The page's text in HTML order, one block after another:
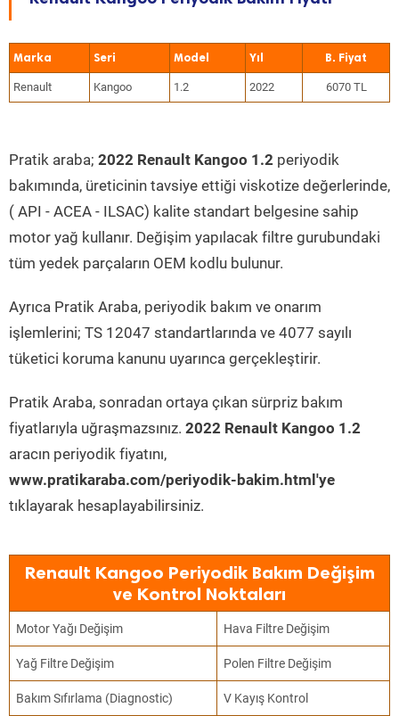
Marka Seri Model Yıl
Renault Kangoo 1.2 2022 6070 TL
Pratik araba; 2022 Renault Kangoo 1.2 periyodik
bakımında, üreticinin tavsiye ettiği viskotize değerlerinde,
( API - ACEA - ILSAC) kalite standart belgesine sahip
motor yağ kullanır. Değişim yapılacak filtre gurubundaki
tüm yedek parçaların OEM kodlu bulunur.
Ayrıca Pratik Araba, periyodik bakım ve onarım
işlemlerini; TS 12047 standartlarında ve 4077 sayılı
tüketici koruma kanunu uyarınca gerçekleştirir.
Pratik Araba, sonradan ortaya çıkan sürpriz bakım
fiyatlarıyla uğraşmazsınız. 2022 Renault Kangoo 1.2
aracın periyodik fiyatını,
www.pratikaraba.com/periyodik-bakim.html'ye
tıklayarak hesaplayabilirsiniz.
Renault Kangoo Periyodik Bakım Değişim
ve Kontrol Noktaları
Motor Yağı Değişim Hava Filtre Değişim
Yağ Filtre Değişim Polen Filtre Değişim
Bakım Sıfırlama (Diagnostic) V Kayış Kontrol